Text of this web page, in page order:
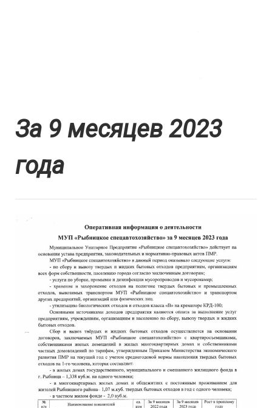
За 9 месяцев 2023
года